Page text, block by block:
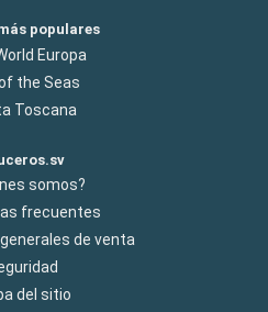
populares
Europa
the Seas
Toscana
somos?
frecuentes
de venta
del sitio